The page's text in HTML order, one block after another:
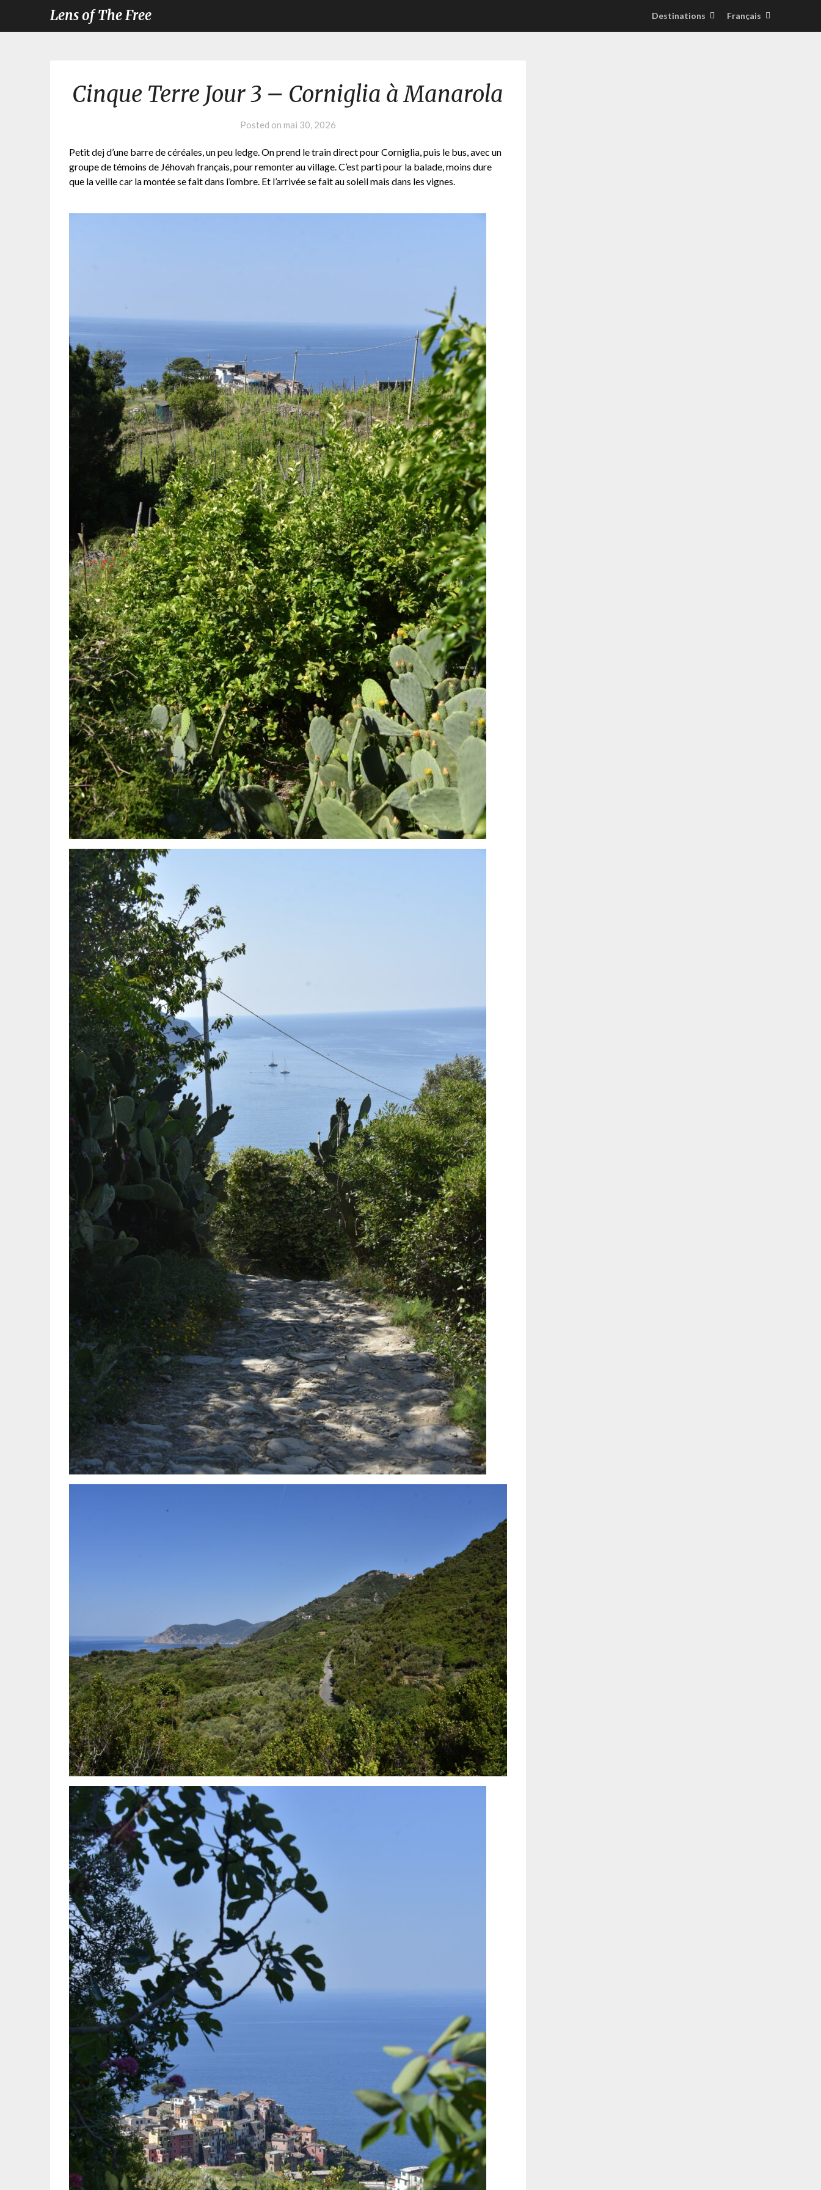
Lens of The Free Destinations Français
Cinque Terre Jour 3 – Corniglia à Manarola
Posted on mai 30, 2026
Petit dej d’une barre de céréales, un peu ledge. On prend le train direct pour Corniglia, puis le bus, avec un
groupe de témoins de Jéhovah français, pour remonter au village. C’est parti pour la balade, moins dure
que la veille car la montée se fait dans l’ombre. Et l’arrivée se fait au soleil mais dans les vignes.